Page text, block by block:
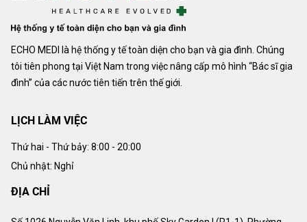
ECHO MEDI là hệ thống y tế toàn diện cho bạn và gia đình. Chúng
tôi tiên phong tại Việt Nam trong việc nâng cấp mô hình “Bác sĩ gia
đình” của các nước tiên tiến trên thế giới.
LỊCH LÀM VIỆC
Thứ hai - Thứ bảy: 8:00 - 20:00
Chủ nhật: Nghỉ
ĐỊA CHỈ